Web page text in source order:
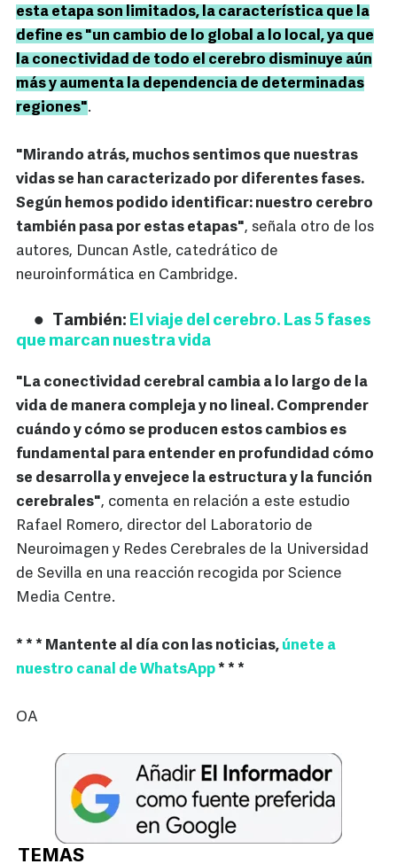
esta etapa son limitados, la característica que la
define es "un cambio de lo global a lo local, ya que
la conectividad de todo el cerebro disminuye aún
más y aumenta la dependencia de determinadas
regiones".
"Mirando atrás, muchos sentimos que nuestras
vidas se han caracterizado por diferentes fases.
Según hemos podido identificar: nuestro cerebro
también pasa por estas etapas", señala otro de los
autores, Duncan Astle, catedrático de
neuroinformática en Cambridge.
También: El viaje del cerebro. Las 5 fases
que marcan nuestra vida
"La conectividad cerebral cambia a lo largo de la
vida de manera compleja y no lineal. Comprender
cuándo y cómo se producen estos cambios es
fundamental para entender en profundidad cómo
se desarrolla y envejece la estructura y la función
cerebrales", comenta en relación a este estudio
Rafael Romero, director del Laboratorio de
Neuroimagen y Redes Cerebrales de la Universidad
de Sevilla en una reacción recogida por Science
Media Centre.
* * * Mantente al día con las noticias, únete a
nuestro canal de WhatsApp* * *
OA
TEMAS